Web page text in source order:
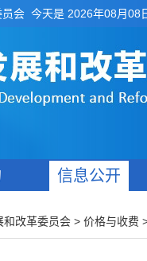
员会 今天是 2026年08月08
信息公开
和改革委员会 > 价格与收费